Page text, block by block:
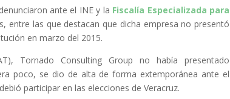
ante el INE y la Fiscalía Especializada para
entre las que destacan que dicha empresa no presentó
en marzo del 2015.
Tornado Consulting Group no había presentado
poco, se dio de alta de forma extemporánea ante el
participar en las elecciones de Veracruz.